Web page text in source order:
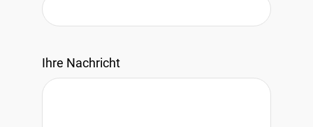
Ihre Nachricht